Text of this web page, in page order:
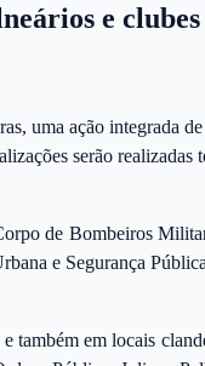
e clubes
uma ação integrada
serão
de Bombeiros
e Segurança
também em locais